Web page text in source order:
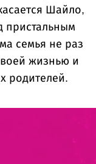
Шайло,
пристальным
семья не раз
жизнью и
родителей.